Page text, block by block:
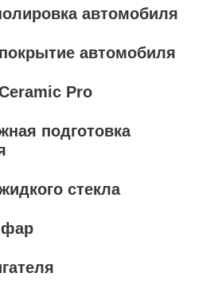
автомобиля
автомобиля
Pro
подготовка
стекла
фар